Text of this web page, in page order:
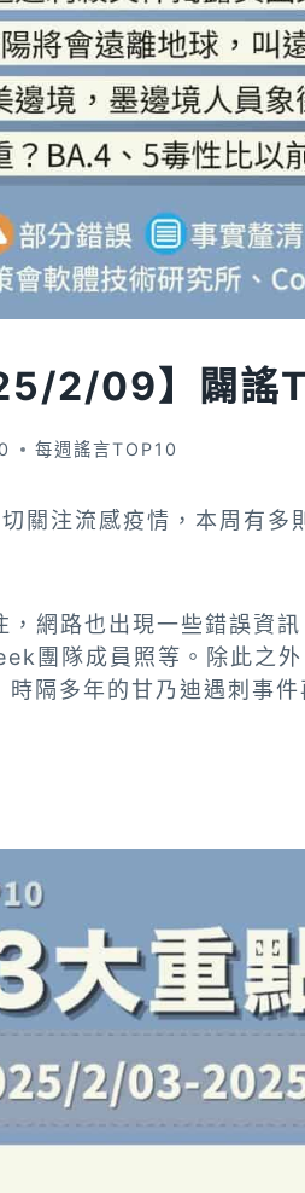
2/09】闢謠
每週謠言TOP10
關注流感疫情，本周有多
網路也出現一些錯誤資
團隊成員照等。除此之
隔多年的甘乃迪遇刺事